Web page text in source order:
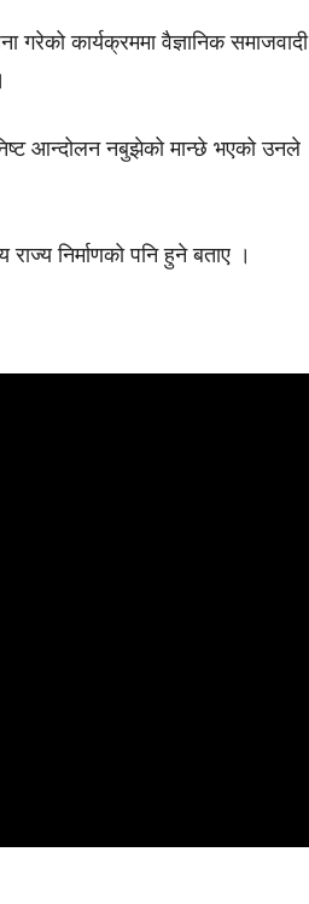
कार्यक्रममा वैज्ञानिक समाजवादी
आन्दोलन नबुझेको मान्छे भएको उनले
निर्माणको पनि हुने बताए ।